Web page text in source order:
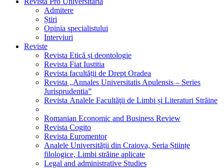
Admitere
Știri
Opinia specialistului
Interviuri
Reviste
Revista Etică și deontologie
Revista Fiat Iustitia
Revista facultății de Drept Oradea
Revista „Annales Universitatis Apulensis – Series
Jurisprudentia”
Revista Analele Facultăţii de Limbi și Literaturi Străine
Romanian Economic and Business Review
Revista Cogito
Revista Euromentor
Analele Universității din Craiova, Seria Științe
filologice, Limbi străine aplicate
Legal and administrative Studies